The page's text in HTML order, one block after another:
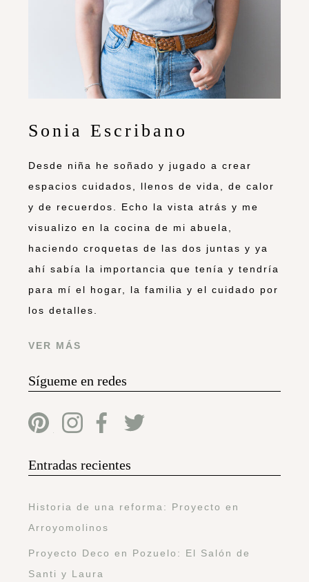
Sonia Escribano
Desde niña he soñado y jugado a crear
espacios cuidados, llenos de vida, de calor
y de recuerdos. Echo la vista atrás y me
visualizo en la cocina de mi abuela,
haciendo croquetas de las dos juntas y ya
ahí sabía la importancia que tenía y tendría
para mí el hogar, la familia y el cuidado por
los detalles.
VER MÁS
Sígueme en redes
Entradas recientes
Historia de una reforma: Proyecto en
Arroyomolinos
Proyecto Deco en Pozuelo: El Salón de
Santi y Laura